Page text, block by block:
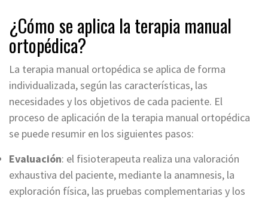
¿Cómo se aplica la terapia manual
ortopédica?
La terapia manual ortopédica se aplica de forma
individualizada, según las características, las
necesidades y los objetivos de cada paciente. El
proceso de aplicación de la terapia manual ortopédica
se puede resumir en los siguientes pasos:
Evaluación: el fisioterapeuta realiza una valoración
exhaustiva del paciente, mediante la anamnesis, la
exploración física, las pruebas complementarias y los